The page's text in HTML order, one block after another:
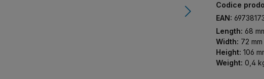
Codice
EAN:
Length: 68
Width: 72 mm
Height: 106
Weight: 0,4